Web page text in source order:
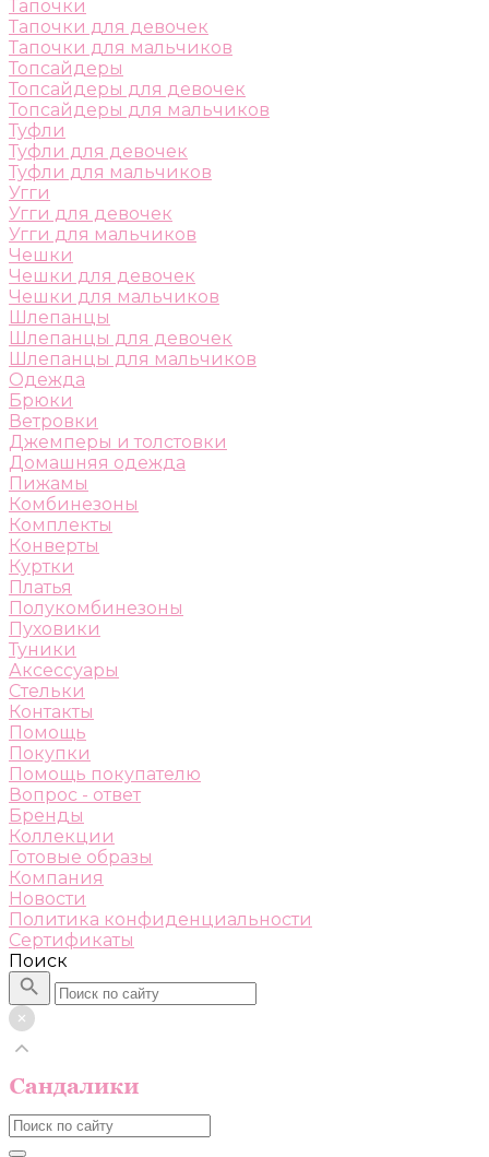
Тапочки
Тапочки для девочек
Тапочки для мальчиков
Топсайдеры
Топсайдеры для девочек
Топсайдеры для мальчиков
Туфли
Туфли для девочек
Туфли для мальчиков
Угги
Угги для девочек
Угги для мальчиков
Чешки
Чешки для девочек
Чешки для мальчиков
Шлепанцы
Шлепанцы для девочек
Шлепанцы для мальчиков
Одежда
Брюки
Ветровки
Джемперы и толстовки
Домашняя одежда
Пижамы
Комбинезоны
Комплекты
Конверты
Куртки
Платья
Полукомбинезоны
Пуховики
Туники
Аксессуары
Стельки
Контакты
Помощь
Покупки
Помощь покупателю
Вопрос - ответ
Бренды
Коллекции
Готовые образы
Компания
Новости
Политика конфиденциальности
Сертификаты
Поиск